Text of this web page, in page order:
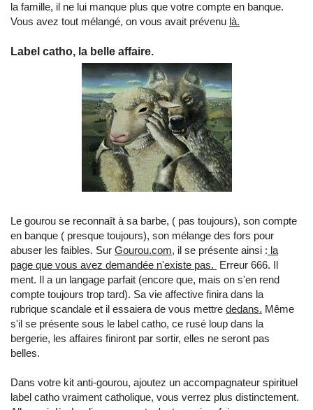
la famille, il ne lui manque plus que votre compte en banque.
Vous avez tout mélangé, on vous avait prévenu là.
Label catho, la belle affaire.
Le gourou se reconnaît à sa barbe, ( pas toujours), son compte
en banque ( presque toujours), son mélange des fors pour
abuser les faibles. Sur Gourou.com, il se présente ainsi : la
page que vous avez demandée n'existe pas. Erreur 666. Il
ment. Il a un langage parfait (encore que, mais on s'en rend
compte toujours trop tard). Sa vie affective finira dans la
rubrique scandale et il essaiera de vous mettre dedans. Même
s'il se présente sous le label catho, ce rusé loup dans la
bergerie, les affaires finiront par sortir, elles ne seront pas
belles.
Dans votre kit anti-gourou, ajoutez un accompagnateur spirituel
label catho vraiment catholique, vous verrez plus distinctement.